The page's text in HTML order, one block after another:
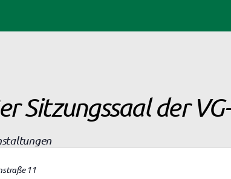
Sitzungssaal der
11